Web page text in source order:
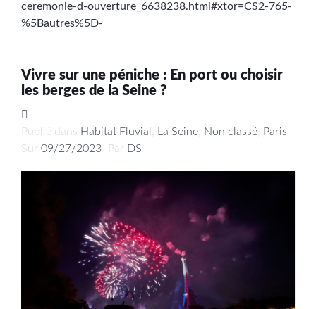
ceremonie-d-ouverture_6638238.html#xtor=CS2-765-
%5Bautres%5D-
Vivre sur une péniche : En port ou choisir
les berges de la Seine ?
Publié dans Habitat Fluvial La Seine Non classé
Paris
Sur 09/27/2023 Par DS